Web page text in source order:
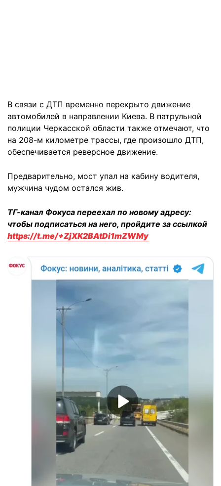
В связи с ДТП временно перекрыто движение
автомобилей в направлении Киева. В патрульной
полиции Черкасской области также отмечают, что
на 208-м километре трассы, где произошло ДТП,
обеспечивается реверсное движение.
Предварительно, мост упал на кабину водителя,
мужчина чудом остался жив.
ТГ-канал Фокуса переехал по новому адресу:
чтобы подписаться на него, пройдите за ссылкой
https://t.me/+ZjXK2BAtDi1mZWMy